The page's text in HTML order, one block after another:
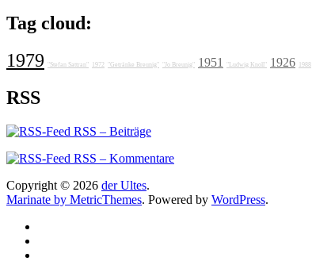
Tag cloud:
1979
"Stefan Sattran" 1972 "Getränke Breunig" "Jo Breunig" 1951 "Ludwig Knoll" 1926 1988
RSS
RSS – Beiträge
RSS – Kommentare
Copyright © 2026 der Ultes.
Marinate by MetricThemes. Powered by WordPress.